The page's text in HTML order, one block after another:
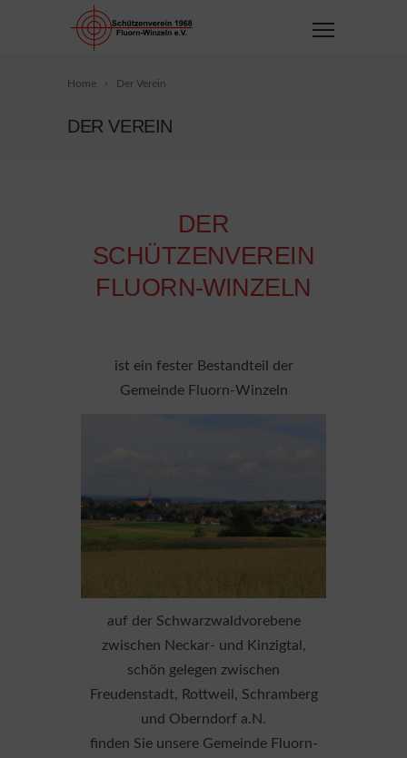
Home Der Verein
DER VEREIN
DER
SCHÜTZENVEREIN
FLUORN-WINZELN
ist ein fester Bestandteil der
Gemeinde Fluorn-Winzeln
auf der Schwarzwaldvorebene
zwischen Neckar- und Kinzigtal,
schön gelegen zwischen
Freudenstadt, Rottweil, Schramberg
und Oberndorf a.N.
finden Sie unsere Gemeinde Fluorn-